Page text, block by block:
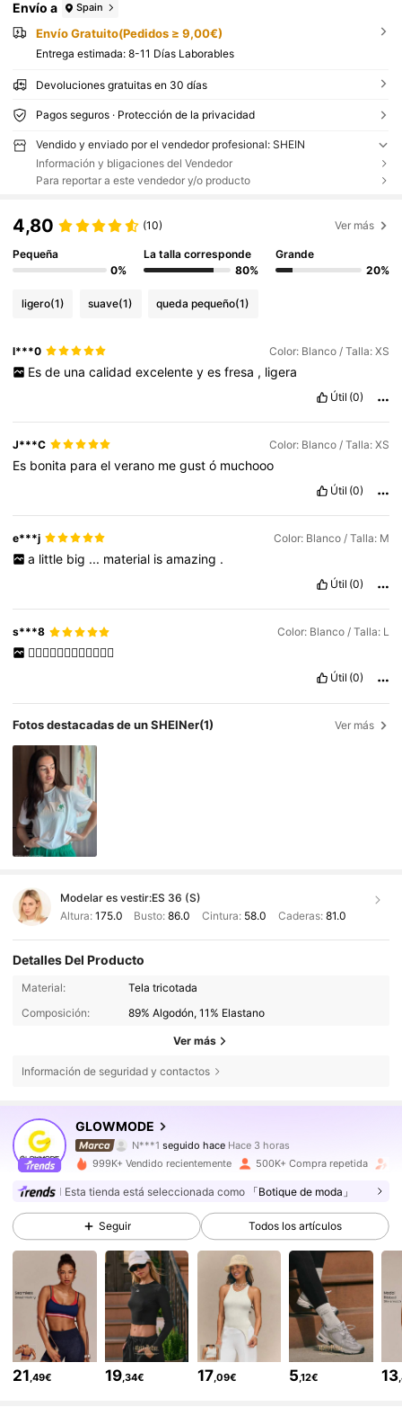
Envío a Spain
Envío Gratuito(Pedidos ≥ 9,00€)
Entrega estimada: 8-11 Días Laborables
Devoluciones gratuitas en 30 días
Pagos seguros · Protección de la privacidad
Vendido y enviado por el vendedor profesional: SHEIN
Información y bligaciones del Vendedor
Para reportar a este vendedor y/o producto
4,80 (10) Ver más
Pequeña
0%
La talla corresponde
80%
Grande
20%
ligero(1) suave(1) queda pequeño(1)
l***0 Color: Blanco / Talla: XS
Es de una calidad excelente y es fresa , ligera
Útil (0)
J***C Color: Blanco / Talla: XS
Es bonita paraelverano megustó muchooo
Útil (0)
e***j Color: Blanco / Talla: M
a little big ... material is amazing .
Útil (0)
s***8 Color: Blanco / Talla: L
👍🏻👍🏻👍🏻👍🏻👍🏻👍🏻
Útil (0)
Fotos destacadas de un SHEINer(1) Ver más
Modelar es vestir:ES 36 (S)
Altura: 175.0 Busto:86.0 Cintura: 58.0 Caderas: 81.0
Detalles Del Producto
Material:
Tela tricotada
Composición:
89% Algodón, 11% Elastano
Ver más
Información de seguridad y contactos
GLOWMODE
N***1 seguido hace
i***cestá navegando
4,90
2.2M Seguidores
2.2M Seguidores
4,90 2.2M Seguidores
4,90 2.2M Seguidores
999K+ Vendido recientemente 500K+ Compra repetida
Esta tienda está seleccionada como 「Botique de moda」
Seguir Todos los artículos
21,49€ 19,34€ 17,09€ 5,12€ 13